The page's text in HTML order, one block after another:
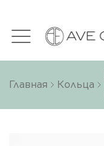
Главная Кольца